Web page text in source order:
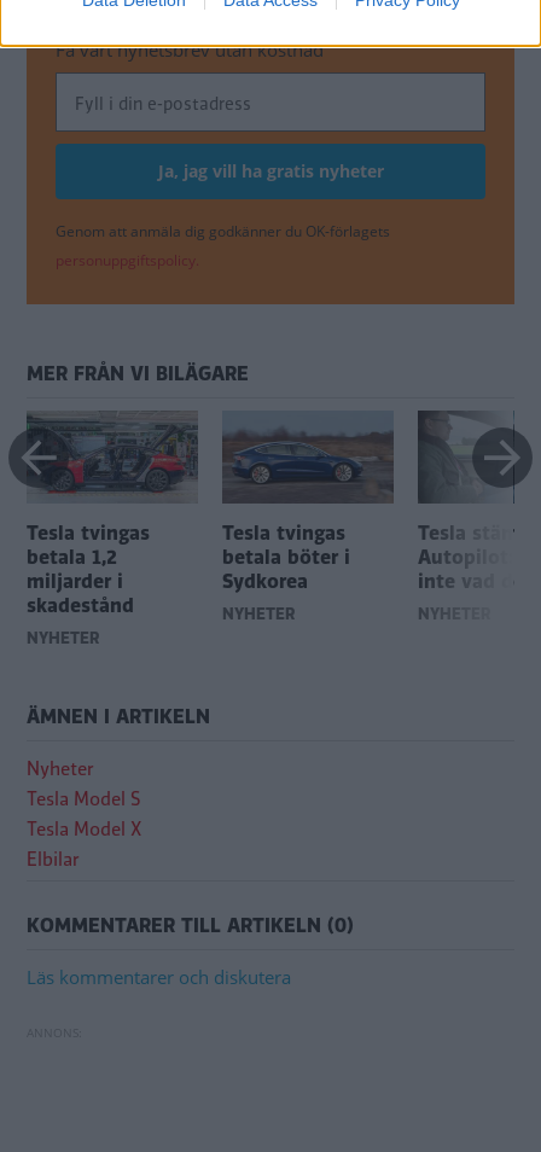
ELBILAR
Få vårt nyhetsbrev utan kostnad
Genom att anmäla dig godkänner du OK-förlagets
personuppgiftspolicy.
MER FRÅN VI BILÄGARE
Tesla tvingas
betala 1,2
miljarder i
skadestånd
NYHETER
Tesla tvingas
betala böter i
Sydkorea
NYHETER
Tesla stäms
Autopilot:
inte vad de
NYHETER
ÄMNEN I ARTIKELN
Nyheter
Tesla Model S
Tesla Model X
Elbilar
KOMMENTARER TILL ARTIKELN (0)
Läs kommentarer och diskutera